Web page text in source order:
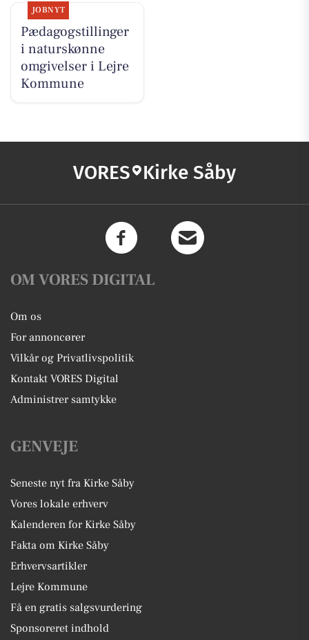
JOBNYT
Pædagogstillinger
i naturskønne
omgivelser i Lejre
Kommune
VORES Kirke Såby
OM VORES DIGITAL
Om os
For annoncører
Vilkår og Privatlivspolitik
Kontakt VORES Digital
Administrer samtykke
GENVEJE
Seneste nyt fra Kirke Såby
Vores lokale erhverv
Kalenderen for Kirke Såby
Fakta om Kirke Såby
Erhvervsartikler
Lejre Kommune
Få en gratis salgsvurdering
Sponsoreret indhold